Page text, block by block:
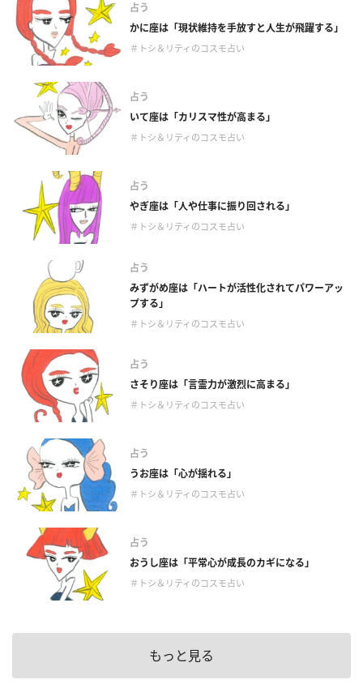
占う
かに座は「現状維持を手放すと人生が飛躍する」
＃トシ＆リティのコスモ占い
占う
いて座は「カリスマ性が高まる」
＃トシ＆リティのコスモ占い
占う
やぎ座は「人や仕事に振り回される」
＃トシ＆リティのコスモ占い
占う
みずがめ座は「ハートが活性化されてパワーアッ
プする」
＃トシ＆リティのコスモ占い
占う
さそり座は「言霊力が激烈に高まる」
＃トシ＆リティのコスモ占い
占う
うお座は「心が揺れる」
＃トシ＆リティのコスモ占い
占う
おうし座は「平常心が成長のカギになる」
＃トシ＆リティのコスモ占い
もっと見る